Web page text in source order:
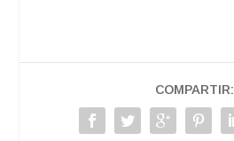
COMPARTIR: